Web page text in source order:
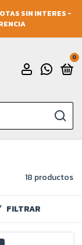
SIN INTERES -
0
18 productos
FILTRAR